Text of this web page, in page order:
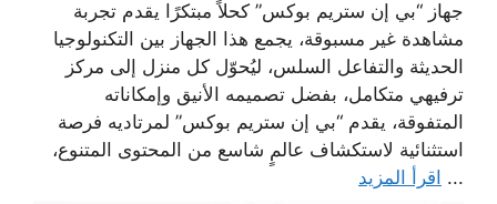
جهاز “بي إن ستريم بوكس” كحلاً مبتكرًا يقدم تجربة
مشاهدة غير مسبوقة، يجمع هذا الجهاز بين التكنولوجيا
الحديثة والتفاعل السلس، ليُحوّل كل منزل إلى مركز
ترفيهي متكامل، بفضل تصميمه الأنيق وإمكاناته
المتفوقة، يقدم “بي إن ستريم بوكس” لمرتاديه فرصة
استثنائية لاستكشاف عالمٍ شاسع من المحتوى المتنوع،
... اقرأ المزيد